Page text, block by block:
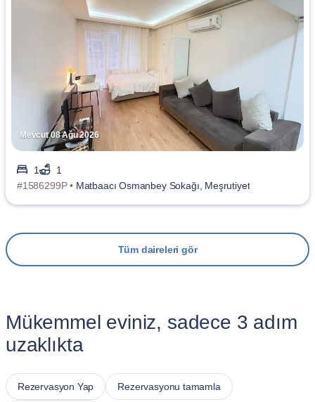
Mevcut 08 Ağu 2026
1
1
#1586299P • Matbaacı Osmanbey Sokağı, Meşrutiyet
Tüm daireleri gör
Mükemmel eviniz, sadece 3 adım
uzaklıkta
Rezervasyon Yap Rezervasyonu tamamla